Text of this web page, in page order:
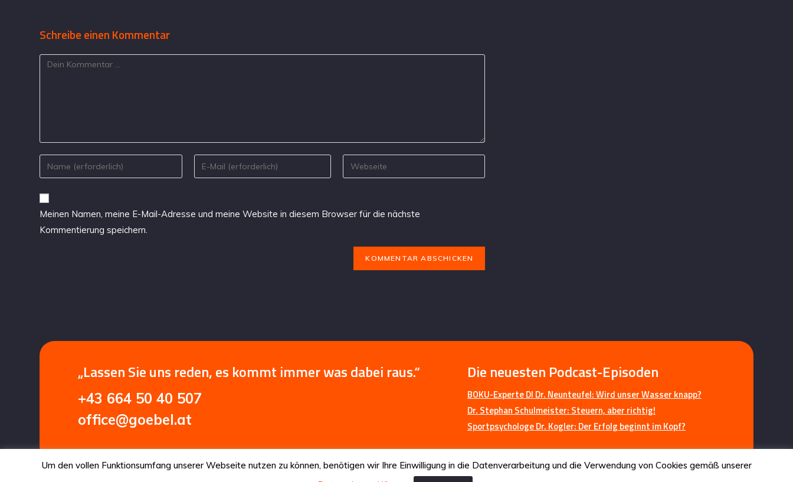
Schreibe einen Kommentar
Meinen Namen, meine E-Mail-Adresse und meine Website in diesem Browser für die nächste
Kommentierung speichern.
„Lassen Sie uns reden, es kommt immer was dabei raus.“
+43 664 50 40 507
office@goebel.at
Die neuesten Podcast-Episoden
BOKU-Experte DI Dr. Neunteufel: Wird unser Wasser knapp?
Dr. Stephan Schulmeister: Steuern, aber richtig!
Sportpsychologe Dr. Kogler: Der Erfolg beginnt im Kopf?
Um den vollen Funktionsumfang unserer Webseite nutzen zu können, benötigen wir Ihre Einwilligung in die Datenverarbeitung und die Verwendung von Cookies gemäß unserer